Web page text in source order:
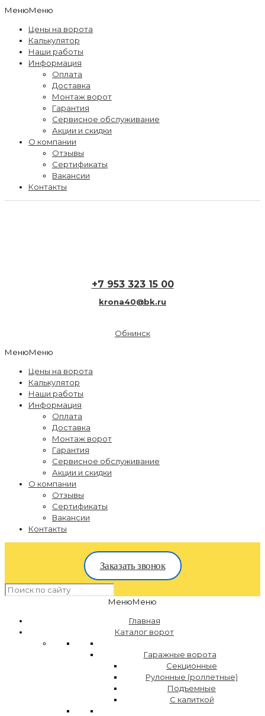
МенюМеню
Цены на ворота
Калькулятор
Наши работы
Информация
Оплата
Доставка
Монтаж ворот
Гарантия
Сервисное обслуживание
Акции и скидки
О компании
Отзывы
Сертификаты
Вакансии
Контакты
+7 953 323 15 00
krona40@bk.ru
Обнинск
МенюМеню
Цены на ворота
Калькулятор
Наши работы
Информация
Оплата
Доставка
Монтаж ворот
Гарантия
Сервисное обслуживание
Акции и скидки
О компании
Отзывы
Сертификаты
Вакансии
Контакты
Заказать звонок
МенюМеню
Главная
Каталог ворот
Гаражные ворота
Секционные
Рулонные (роллетные)
Подъемные
С калиткой